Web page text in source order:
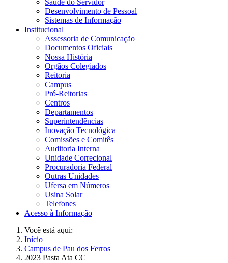
Saúde do Servidor
Desenvolvimento de Pessoal
Sistemas de Informação
Institucional
Assessoria de Comunicação
Documentos Oficiais
Nossa História
Orgãos Colegiados
Reitoria
Campus
Pró-Reitorias
Centros
Departamentos
Superintendências
Inovação Tecnológica
Comissões e Comitês
Auditoria Interna
Unidade Correcional
Procuradoria Federal
Outras Unidades
Ufersa em Números
Usina Solar
Telefones
Acesso à Informação
Você está aqui:
Início
Campus de Pau dos Ferros
2023 Pasta Ata CC